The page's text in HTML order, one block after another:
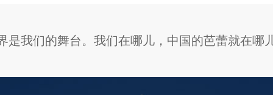
是我们的舞台。我们在哪儿，中国的芭蕾就在哪